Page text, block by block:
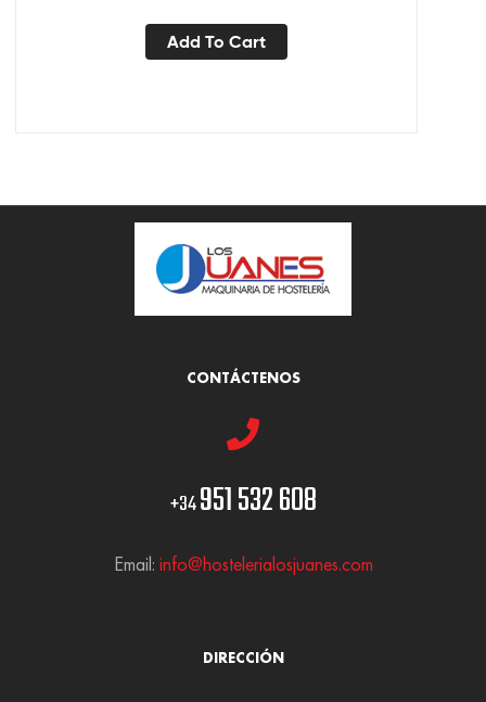
Add To Cart
CONTÁCTENOS
+34951 532 608
Email: info@hostelerialosjuanes.com
DIRECCIÓN